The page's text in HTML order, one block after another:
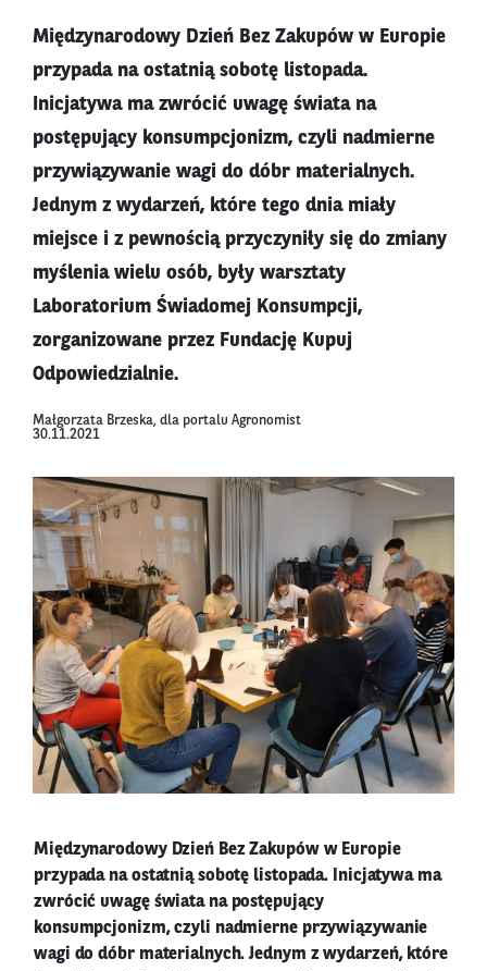
Międzynarodowy Dzień Bez Zakupów w Europie
przypada na ostatnią sobotę listopada.
Inicjatywa ma zwrócić uwagę świata na
postępujący konsumpcjonizm, czyli nadmierne
przywiązywanie wagi do dóbr materialnych.
Jednym z wydarzeń, które tego dnia miały
miejsce i z pewnością przyczyniły się do zmiany
myślenia wielu osób, były warsztaty
Laboratorium Świadomej Konsumpcji,
zorganizowane przez Fundację Kupuj
Odpowiedzialnie.
Małgorzata Brzeska, dla portalu Agronomist
30.11.2021
Międzynarodowy Dzień Bez Zakupów w Europie
przypada na ostatnią sobotę listopada. Inicjatywa ma
zwrócić uwagę świata na postępujący
konsumpcjonizm, czyli nadmierne przywiązywanie
wagi do dóbr materialnych. Jednym z wydarzeń, które